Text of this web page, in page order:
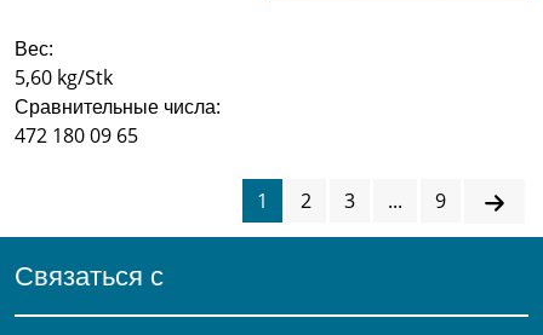
Вес:
5,60 kg/Stk
Сравнительные числа:
472 180 09 65
1 2 3 ... 9
Связаться с